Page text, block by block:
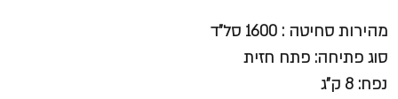
מהירות סחיטה : 1600 סל"ד
סוג פתיחה: פתח חזית
נפח: 8 ק"ג